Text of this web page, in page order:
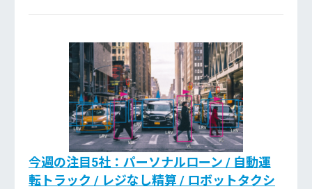
今週の注目5社：パーソナルローン / 自動運
転トラック / レジなし精算 / ロボットタクシ